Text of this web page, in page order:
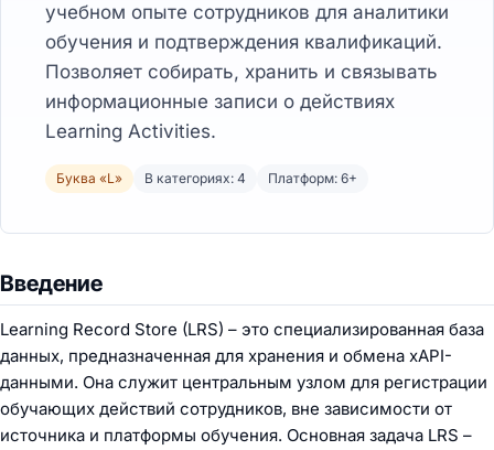
учебном опыте сотрудников для аналитики
обучения и подтверждения квалификаций.
Позволяет собирать, хранить и связывать
информационные записи о действиях
Learning Activities.
Буква «L» В категориях: 4 Платформ: 6+
Введение
Learning Record Store (LRS) – это специализированная база
данных, предназначенная для хранения и обмена xAPI-
данными. Она служит центральным узлом для регистрации
обучающих действий сотрудников, вне зависимости от
источника и платформы обучения. Основная задача LRS –